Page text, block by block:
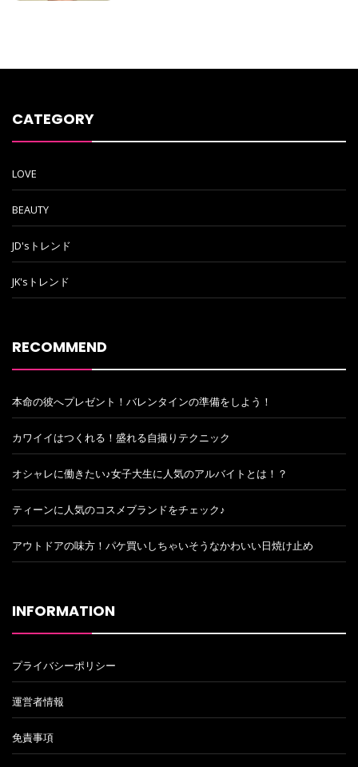
CATEGORY
LOVE
BEAUTY
JD'sトレンド
JK'sトレンド
RECOMMEND
本命の彼へプレゼント！バレンタインの準備をしよう！
カワイイはつくれる！盛れる自撮りテクニック
オシャレに働きたい♪女子大生に人気のアルバイトとは！？
ティーンに人気のコスメブランドをチェック♪
アウトドアの味方！パケ買いしちゃいそうなかわいい日焼け止め
INFORMATION
プライバシーポリシー
運営者情報
免責事項